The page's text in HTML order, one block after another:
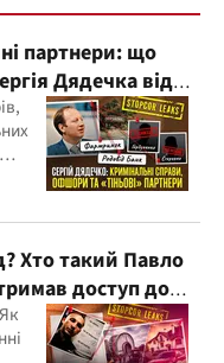
партнери: що
Дядечка від
Хто такий Павло
доступ до